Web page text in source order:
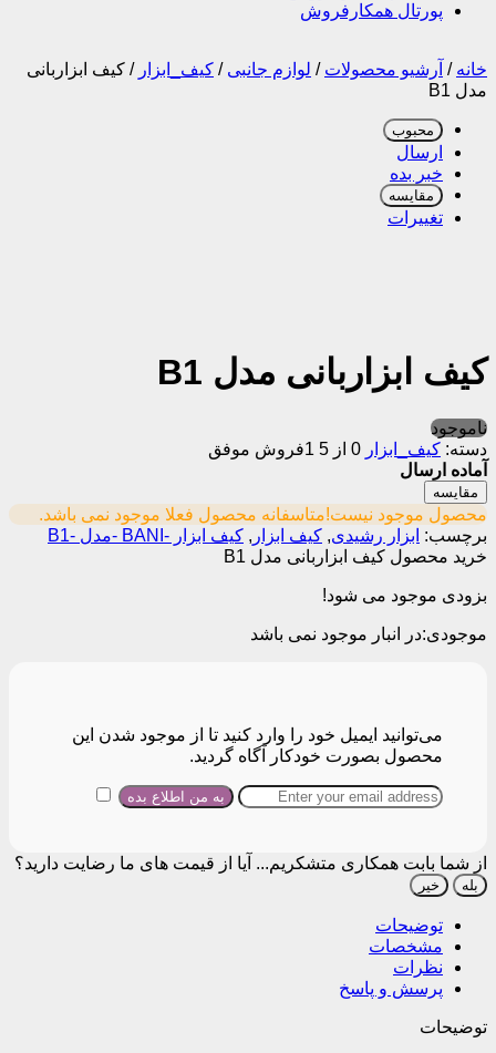
پورتال همکارفروش
خانه / آرشیو محصولات / لوازم جانبی / کیف_ابزار / کیف ابزاربانی
مدل B1
محبوب
ارسال
خبر بده
مقایسه
تغییرات
کیف ابزاربانی مدل B1
ناموجود
دسته: کیف_ابزار 0 از 5
1فروش موفق
آماده ارسال
مقایسه
محصول موجود نیست!متاسفانه محصول فعلا موجود نمی باشد.
برچسب: ابزار رشیدی, کیف ابزار , کیف ابزار -BANI -مدل -B1
خرید محصول کیف ابزاربانی مدل B1
بزودی موجود می شود!
موجودی:در انبار موجود نمی باشد
می‌توانید ایمیل خود را وارد کنید تا از موجود شدن این
محصول بصورت خودکار آگاه گردید.
از شما بابت همکاری متشکریم... آیا از قیمت های ما رضایت دارید؟
بله خیر
توضیحات
مشخصات
نظرات
پرسش و پاسخ
توضیحات